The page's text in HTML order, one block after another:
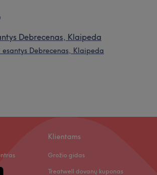
Debrecenas, Klaipeda
Debrecenas, Klaipeda
Klientams
Grožio gidas
Treatwell dovanų kuponas